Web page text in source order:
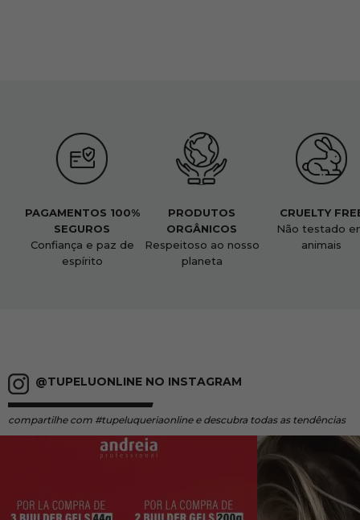
PAGAMENTOS 100%
SEGUROS
Confiança e paz de
espírito
PRODUTOS
ORGÂNICOS
Respeitoso ao nosso
planeta
CRUELTY
Não testado
animais
@TUPELUONLINE NO INSTAGRAM
compartilhe com #tupeluqueriaonline e descubra todas as tendências